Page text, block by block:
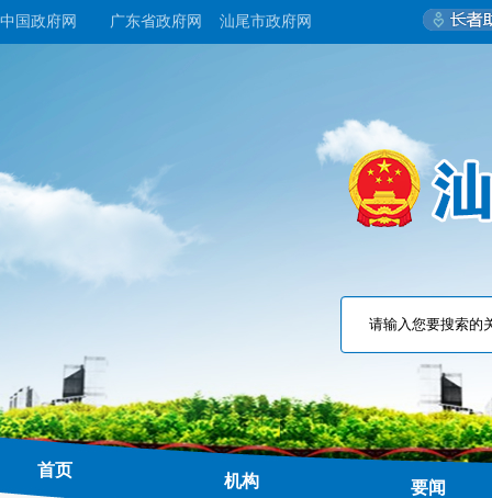
中国政府网 广东省政府网 汕尾市政府网
首页
机构 要闻